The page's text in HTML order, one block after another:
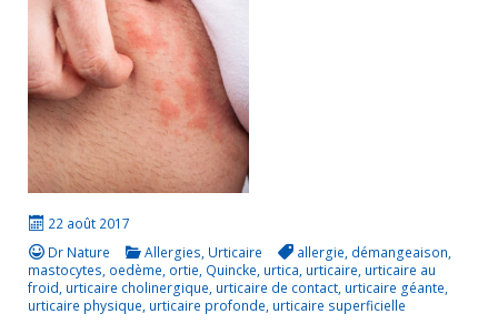
22 août 2017
Dr Nature
Allergies, Urticaire allergie, démangeaison,
mastocytes, oedème, ortie, Quincke, urtica, urticaire, urticaire au
froid, urticaire cholinergique, urticaire de contact, urticaire géante,
urticaire physique, urticaire profonde, urticaire superficielle